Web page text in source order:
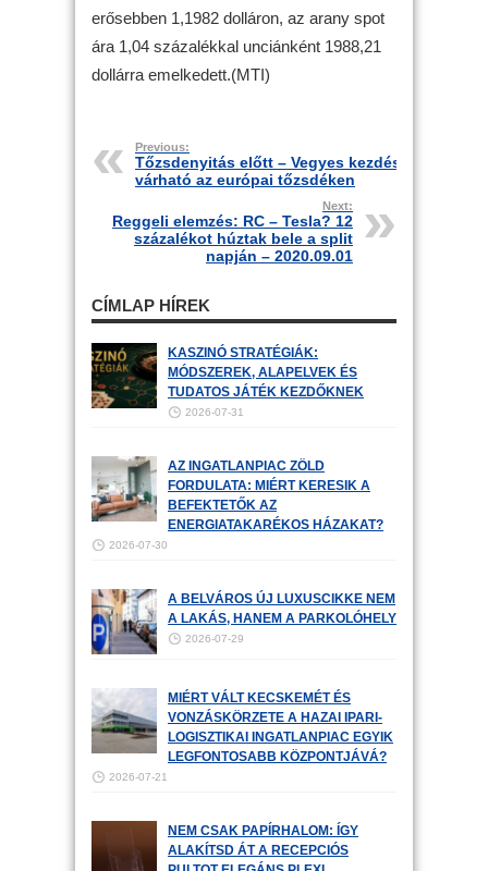
erősebben 1,1982 dolláron, az arany spot
ára 1,04 százalékkal unciánként 1988,21
dollárra emelkedett.(MTI)
Previous:
Tőzsdenyitás előtt – Vegyes kezdés
várható az európai tőzsdéken
Next:
Reggeli elemzés: RC – Tesla? 12
százalékot húztak bele a split
napján – 2020.09.01
CÍMLAP HÍREK
KASZINÓ STRATÉGIÁK:
MÓDSZEREK, ALAPELVEK ÉS
TUDATOS JÁTÉK KEZDŐKNEK
2026-07-31
AZ INGATLANPIAC ZÖLD
FORDULATA: MIÉRT KERESIK A
BEFEKTETŐK AZ
ENERGIATAKARÉKOS HÁZAKAT?
2026-07-30
A BELVÁROS ÚJ LUXUSCIKKE NEM
A LAKÁS, HANEM A PARKOLÓHELY
2026-07-29
MIÉRT VÁLT KECSKEMÉT ÉS
VONZÁSKÖRZETE A HAZAI IPARI-
LOGISZTIKAI INGATLANPIAC EGYIK
LEGFONTOSABB KÖZPONTJÁVÁ?
2026-07-21
NEM CSAK PAPÍRHALOM: ÍGY
ALAKÍTSD ÁT A RECEPCIÓS